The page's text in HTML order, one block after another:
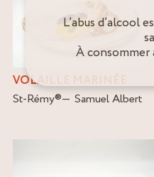
VOLAILLE MARINÉE
St-Rémy® Samuel Albert
L’abus d’alcool
À consommer